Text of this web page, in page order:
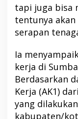
tapi juga bisa
tentunya
serapan
Ia
kerja di
Berdasarkan
Kerja (AK1)
yang
kabupaten/